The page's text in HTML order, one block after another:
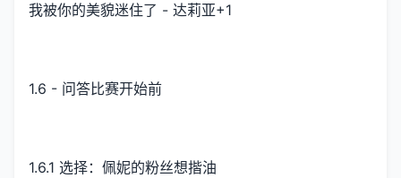
我被你的美貌迷住了 - 达莉亚+1
1.6 - 问答比赛开始前
1.6.1 选择：佩妮的粉丝想揩油